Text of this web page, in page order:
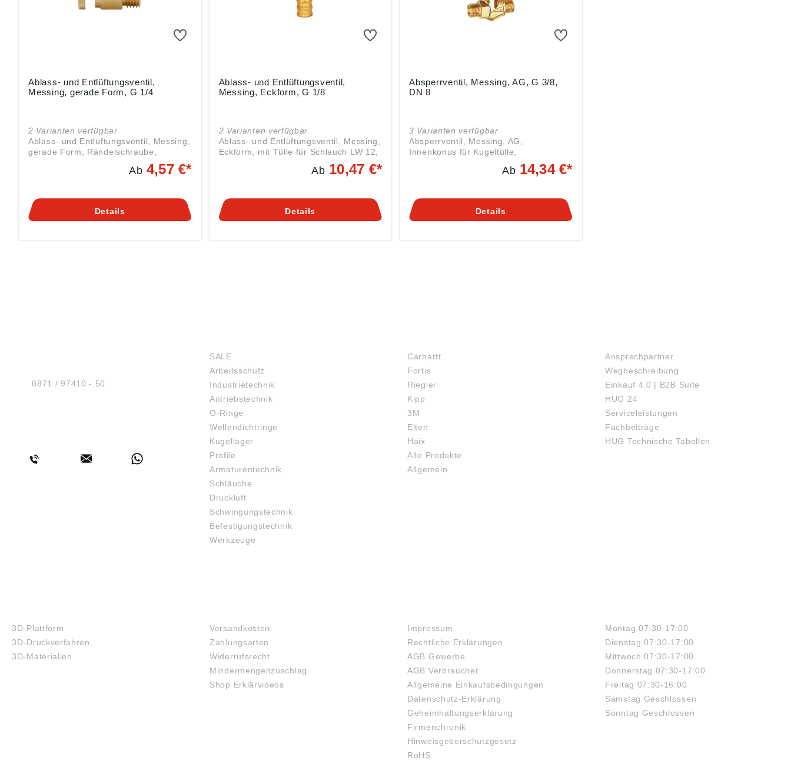
Ablass- und Entlüftungsventil,
Messing, gerade Form, G 1/4
2 Varianten verfügbar
Ablass- und Entlüftungsventil, Messing,
gerade Form, Rändelschraube,
Betriebstemp. max. 90 °C, G 1/4, PN
Schützenstr. 27, 72574 Bad Urach,
Deutschland, E-Mail: info@riegler.de
Ab 4,57 €*
Details
Ablass- und Entlüftungsventil,
Messing, Eckform, G 1/8
2 Varianten verfügbar
Ablass- und Entlüftungsventil, Messing,
Eckform, mit Tülle für Schlauch LW 12,
Rändelschraube, G 1/8, PN max. 25
Sie werden heute allgemein als
Entlüftungsventil eingesetzt. Angaben
Ab 10,47 €*
Details
Absperrventil, Messing, AG, G 3/8,
DN 8
3 Varianten verfügbar
Absperrventil, Messing, AG,
Innenkonus für Kugeltülle,
Betriebstemp. -10 °C bis 80 °C, G 3/8,
DN 8, SW 22, PN max. 40 bar.
2023/988): Riegler & Co. KG,
Schützenstr. 27, 72574 Bad Urach,
Ab 14,34 €*
Details
Tel.:0871 / 97410 - 50
SALE
Arbeitsschutz
Industrietechnik
Antriebstechnik
O-Ringe
Wellendichtringe
Kugellager
Profile
Armaturentechnik
Schläuche
Druckluft
Schwingungstechnik
Befestigungstechnik
Werkzeuge
Carhartt
Fortis
Riegler
Kipp
3M
Elten
Haix
Alle Produkte
Allgemein
Ansprechpartner
Wegbeschreibung
Einkauf 4.0 | B2B Suite
HUG 24
Serviceleistungen
Fachbeiträge
HUG Technische Tabellen
3D-Plattform
3D-Druckverfahren
3D-Materialien
Versandkosten
Zahlungsarten
Widerrufsrecht
Mindermengenzuschlag
Shop Erklärvideos
Impressum
Rechtliche Erklärungen
AGB Gewerbe
AGB Verbraucher
Allgemeine Einkaufsbedingungen
Datenschutz-Erklärung
Geheimhaltungserklärung
Firmenchronik
Hinweisgeberschutzgesetz
RoHS
Montag 07:30-17:00
Dienstag 07:30-17:00
Mittwoch 07:30-17:00
Donnerstag 07:30-17:00
Freitag 07:30-16:00
Samstag Geschlossen
Sonntag Geschlossen